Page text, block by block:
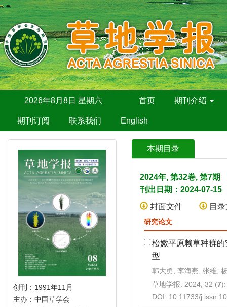
2026年8月8日 星期六 首页 期刊介绍
期刊订阅 联系我们 English
本期目录
2024年, 第32卷, 第7
刊出日期：2024-07-15
封面文件
目
研究论文
松嫩平原赖草种群
型
韩大勇, 李海燕, 张维,
草地学报. 2024, 32 (7
DOI: 10.11733/
创刊：1991年11月
主办：中国草学会